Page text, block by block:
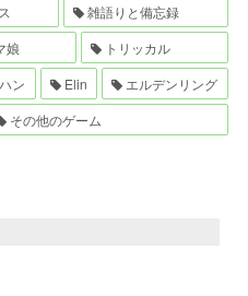
雑語りと備忘録
娘
トリッカル
ン Elin
エルデンリング
その他のゲーム